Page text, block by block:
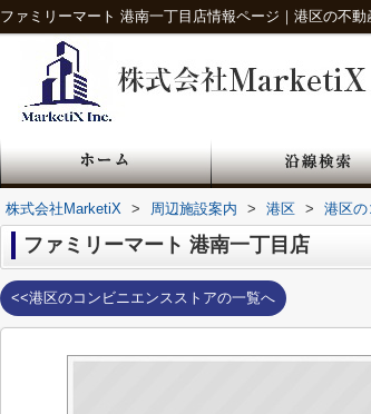
ファミリーマート 港南一丁目店情報ページ｜港区の不
株式会社MarketiX > 周辺施設案内 > 港区 > 港区の
ファミリーマート 港南一丁目店
<<港区のコンビニエンスストアの一覧へ